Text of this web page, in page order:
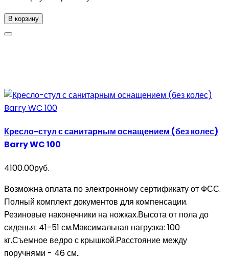
В корзину
Кресло-стул с санитарным оснащением (без колес)
Barry WC 100
4100.00руб.
Возможна оплата по электронному сертификату от ФСС.
Полный комплект документов для компенсации.
Резиновые наконечники на ножках.Высота от пола до
сиденья: 41-51 см.Максимальная нагрузка: 100
кг.Съемное ведро с крышкой.Расстояние между
поручнями - 46 см..